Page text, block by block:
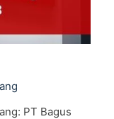
PT Bagus